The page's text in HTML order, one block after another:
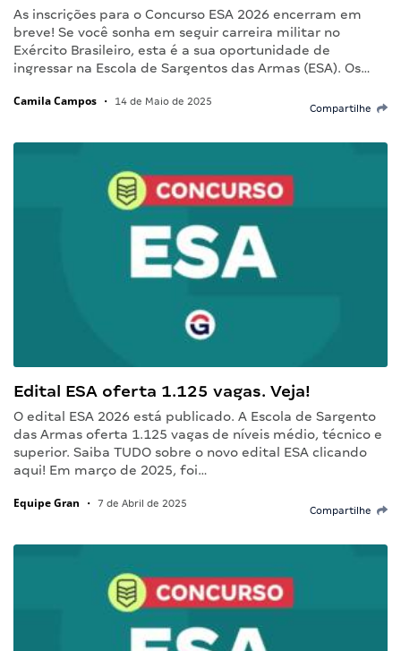
As inscrições para o Concurso ESA 2026 encerram em
breve! Se você sonha em seguir carreira militar no
Exército Brasileiro, esta é a sua oportunidade de
ingressar na Escola de Sargentos das Armas (ESA). Os…
Camila Campos • 14 de Maio de 2025
Compartilhe
Edital ESA oferta 1.125 vagas. Veja!
O edital ESA 2026 está publicado. A Escola de Sargento
das Armas oferta 1.125 vagas de níveis médio, técnico e
superior. Saiba TUDO sobre o novo edital ESA clicando
aqui! Em março de 2025, foi…
Equipe Gran • 7 de Abril de 2025
Compartilhe